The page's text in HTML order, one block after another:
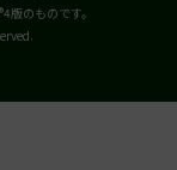
のものです。